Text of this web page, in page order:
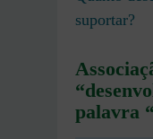
suportar?
palavra